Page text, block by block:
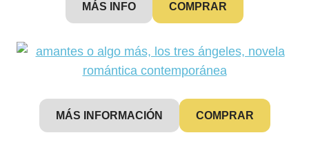
MÁS INFO COMPRAR
MÁS INFORMACIÓN COMPRAR